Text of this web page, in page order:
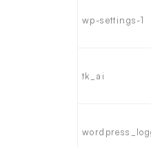
wp-settings-1
tk_ai